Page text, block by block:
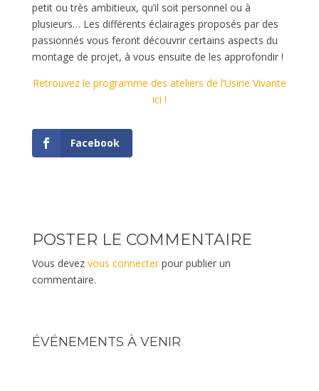
petit ou très ambitieux, qu’il soit personnel ou à
plusieurs… Les différents éclairages proposés par des
passionnés vous feront découvrir certains aspects du
montage de projet, à vous ensuite de les approfondir !
Retrouvez le programme des ateliers de l’Usine Vivante
ici !
Facebook
POSTER LE COMMENTAIRE
Vous devez vous connecterpour publier un
commentaire.
ÉVÉNEMENTS À VENIR